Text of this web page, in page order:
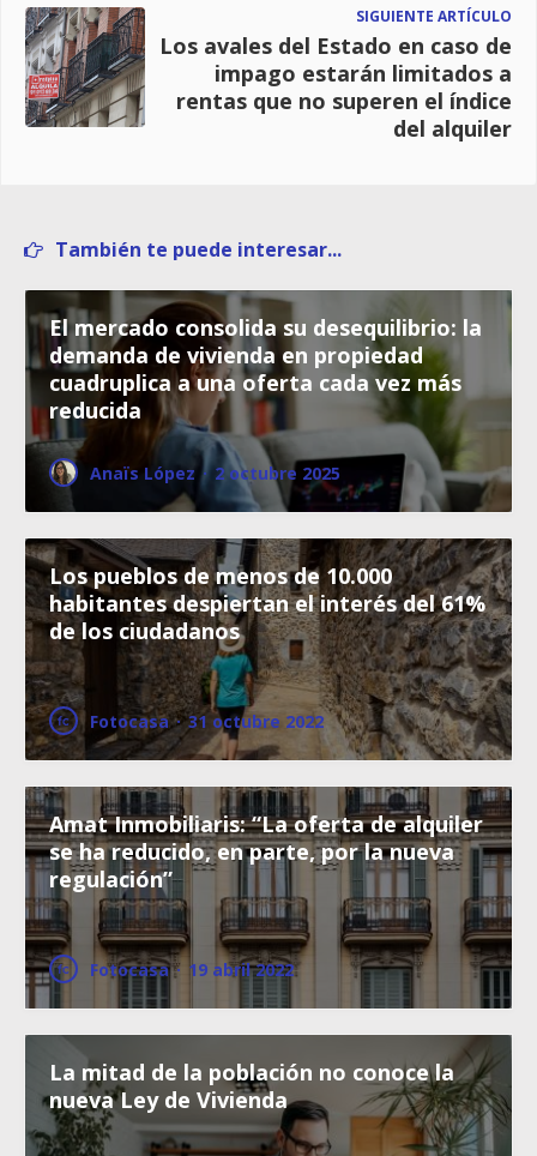
SIGUIENTE ARTÍCULO
Los avales del Estado en caso de
impago estarán limitados a
rentas que no superen el índice
del alquiler
También te puede interesar...
El mercado consolida su desequilibrio: la
demanda de vivienda en propiedad
cuadruplica a una oferta cada vez más
reducida
Anaïs López · 2 octubre 2025
Los pueblos de menos de 10.000
habitantes despiertan el interés del 61%
de los ciudadanos
Fotocasa · 31 octubre 2022
Amat Inmobiliaris: “La oferta de alquiler
se ha reducido, en parte, por la nueva
regulación”
Fotocasa · 19 abril 2022
La mitad de la población no conoce la
nueva Ley de Vivienda